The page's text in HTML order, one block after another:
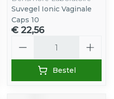
Suvegel Ionic Vaginale
Caps 10
€ 22,56
Bestel